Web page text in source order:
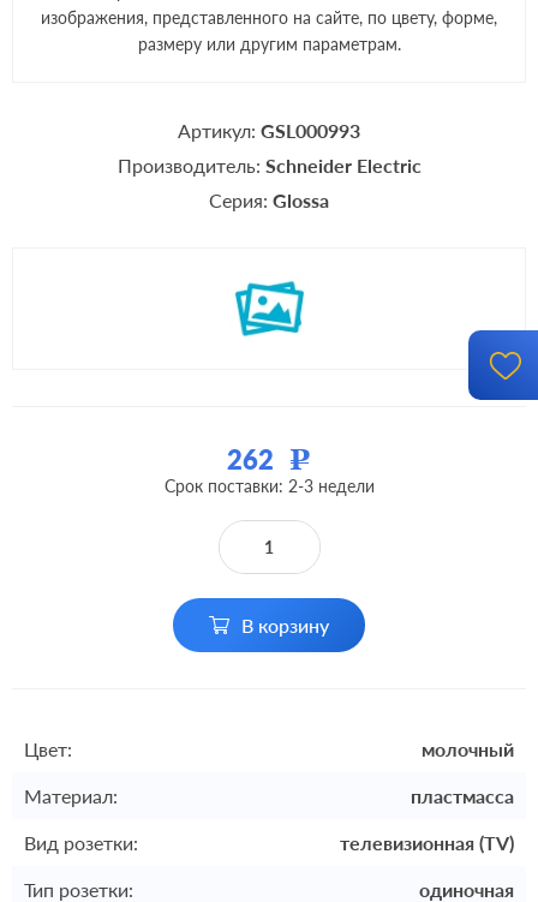
изображения, представленного на сайте, по цвету, форме,
размеру или другим параметрам.
Артикул: GSL000993
Производитель: Schneider Electric
Серия: Glossa
262 Р
Срок поставки: 2-3 недели
В корзину
Цвет: молочный
Материал: пластмасса
Вид розетки: телевизионная (TV)
Тип розетки: одиночная